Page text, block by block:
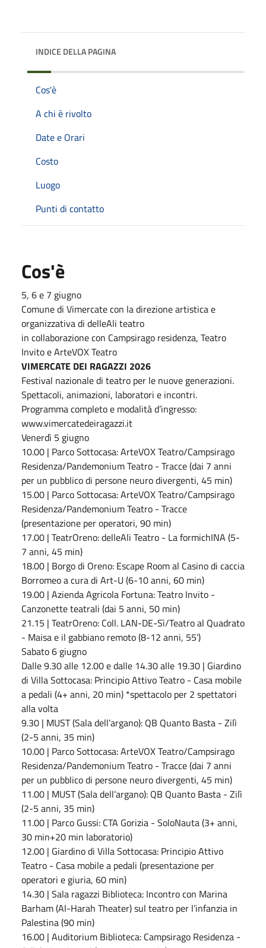
INDICE DELLA PAGINA
Cos'è
A chi è rivolto
Date e Orari
Costo
Luogo
Punti di contatto
Cos'è
5, 6 e 7 giugno
Comune di Vimercate con la direzione artistica e
organizzativa di delleAli teatro
in collaborazione con Campsirago residenza, Teatro
Invito e ArteVOX Teatro
VIMERCATE DEI RAGAZZI 2026
Festival nazionale di teatro per le nuove generazioni.
Spettacoli, animazioni, laboratori e incontri.
Programma completo e modalità d’ingresso:
www.vimercatedeiragazzi.it
Venerdì 5 giugno
10.00 | Parco Sottocasa: ArteVOX Teatro/Campsirago
Residenza/Pandemonium Teatro - Tracce (dai 7 anni
per un pubblico di persone neuro divergenti, 45 min)
15.00 | Parco Sottocasa: ArteVOX Teatro/Campsirago
Residenza/Pandemonium Teatro - Tracce
(presentazione per operatori, 90 min)
17.00 | TeatrOreno: delleAli Teatro - La formichINA (5-
7 anni, 45 min)
18.00 | Borgo di Oreno: Escape Room al Casino di caccia
Borromeo a cura di Art-U (6-10 anni, 60 min)
19.00 | Azienda Agricola Fortuna: Teatro Invito -
Canzonette teatrali (dai 5 anni, 50 min)
21.15 | TeatrOreno: Coll. LAN-DE-Sì/Teatro al Quadrato
- Maisa e il gabbiano remoto (8-12 anni, 55’)
Sabato 6 giugno
Dalle 9.30 alle 12.00 e dalle 14.30 alle 19.30 | Giardino
di Villa Sottocasa: Principio Attivo Teatro - Casa mobile
a pedali (4+ anni, 20 min) *spettacolo per 2 spettatori
alla volta
9.30 | MUST (Sala dell’argano): QB Quanto Basta - Zilì
(2-5 anni, 35 min)
10.00 | Parco Sottocasa: ArteVOX Teatro/Campsirago
Residenza/Pandemonium Teatro - Tracce (dai 7 anni
per un pubblico di persone neuro divergenti, 45 min)
11.00 | MUST (Sala dell’argano): QB Quanto Basta - Zilì
(2-5 anni, 35 min)
11.00 | Parco Gussi: CTA Gorizia - SoloNauta (3+ anni,
30 min+20 min laboratorio)
12.00 | Giardino di Villa Sottocasa: Principio Attivo
Teatro - Casa mobile a pedali (presentazione per
operatori e giuria, 60 min)
14.30 | Sala ragazzi Biblioteca: Incontro con Marina
Barham (Al-Harah Theater) sul teatro per l’infanzia in
Palestina (90 min)
16.00 | Auditorium Biblioteca: Campsirago Residenza -